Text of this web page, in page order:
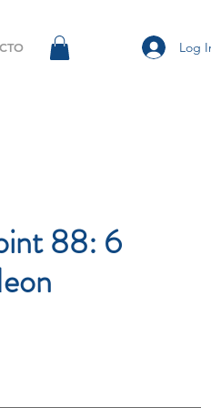
Log
88: 6